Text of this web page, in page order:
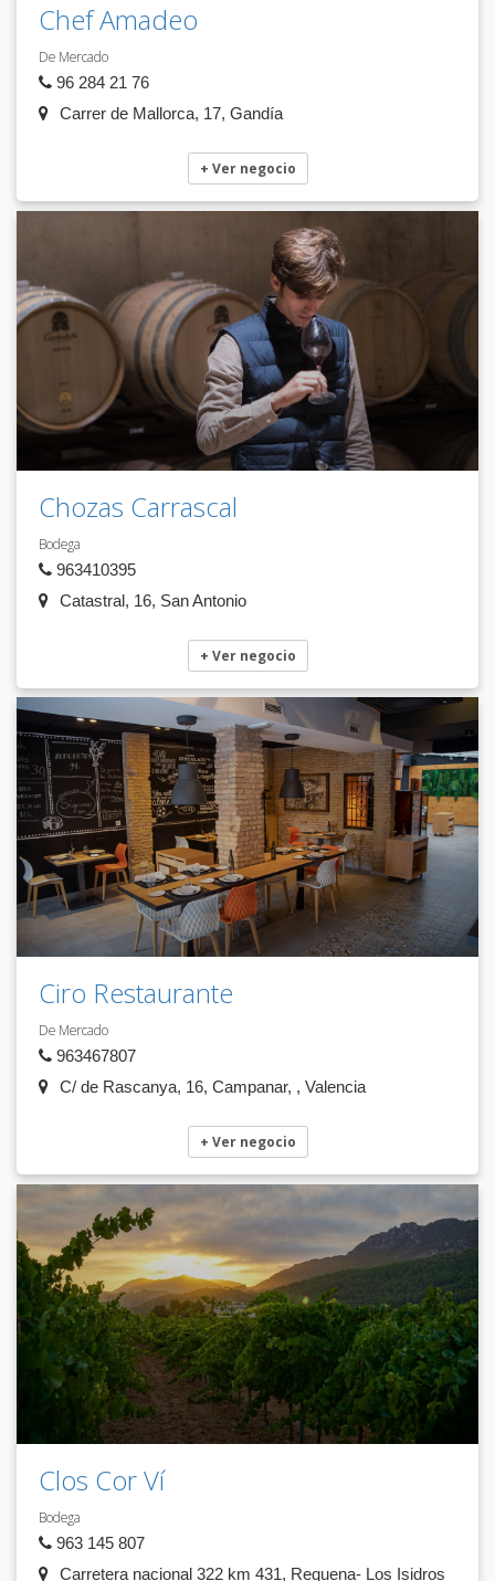
Chef Amadeo
De Mercado
96 284 21 76
Carrer de Mallorca, 17, Gandía
+ Ver negocio
Chozas Carrascal
Bodega
963410395
Catastral, 16, San Antonio
+ Ver negocio
Ciro Restaurante
De Mercado
963467807
C/ de Rascanya, 16, Campanar, , Valencia
+ Ver negocio
Clos Cor Ví
Bodega
963 145 807
Carretera nacional 322 km 431, Requena- Los Isidros